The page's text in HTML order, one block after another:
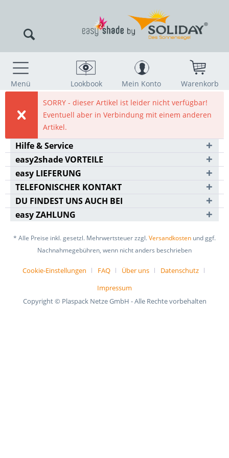
Menü Lookbook Mein Konto
Warenkorb
SORRY - dieser Artikel ist leider nicht verfügbar!
Eventuell aber in Verbindung mit einem anderen
Artikel.
Hilfe & Service
easy2shade VORTEILE
easy LIEFERUNG
TELEFONISCHER KONTAKT
DU FINDEST UNS AUCH BEI
easy ZAHLUNG
* Alle Preise inkl. gesetzl. Mehrwertsteuer zzgl.Versandkosten und ggf.
Nachnahmegebühren, wenn nicht anders beschrieben
Cookie-Einstellungen FAQ Über uns
Datenschutz
Impressum
Copyright © Plaspack Netze GmbH - Alle Rechte vorbehalten